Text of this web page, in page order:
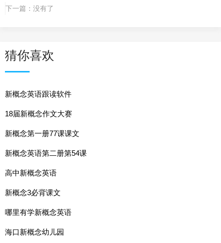
下一篇：没有了
猜你喜欢
新概念英语跟读软件
18届新概念作文大赛
新概念第一册77课课文
新概念英语第二册第54课
高中新概念英语
新概念3必背课文
哪里有学新概念英语
海口新概念幼儿园